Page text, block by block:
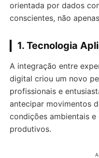
orientada por dados
conscientes, não
1. Tecnologia
A integração entre
digital criou um novo
profissionais e
antecipar movimentos
condições ambientais
produtivos.